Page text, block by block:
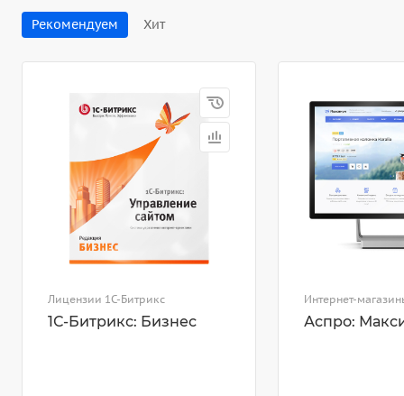
Рекомендуем Хит
Лицензии 1С-Битрикс
1С-Битрикс: Бизнес
Интернет-
Аспро: